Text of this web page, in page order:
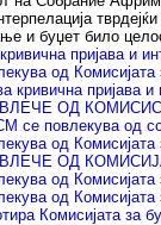
и буџет било
кривична пријава и
од